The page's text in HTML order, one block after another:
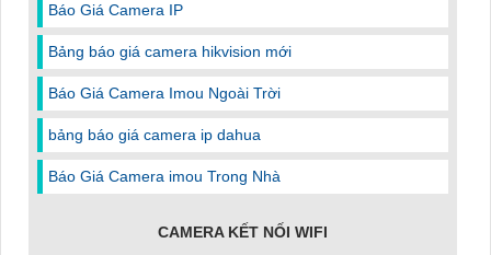
Báo Giá Camera IP
Bảng báo giá camera hikvision mới
Báo Giá Camera Imou Ngoài Trời
bảng báo giá camera ip dahua
Báo Giá Camera imou Trong Nhà
CAMERA KẾT NỐI WIFI